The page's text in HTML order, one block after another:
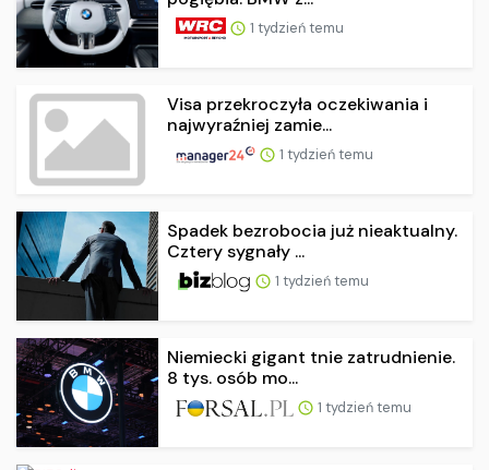
1 tydzień temu
Visa przekroczyła oczekiwania i
najwyraźniej zamie...
1 tydzień temu
Spadek bezrobocia już nieaktualny.
Cztery sygnały ...
1 tydzień temu
Niemiecki gigant tnie zatrudnienie.
8 tys. osób mo...
1 tydzień temu